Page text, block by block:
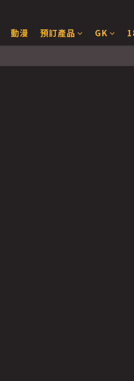
動漫 預訂產品 GK